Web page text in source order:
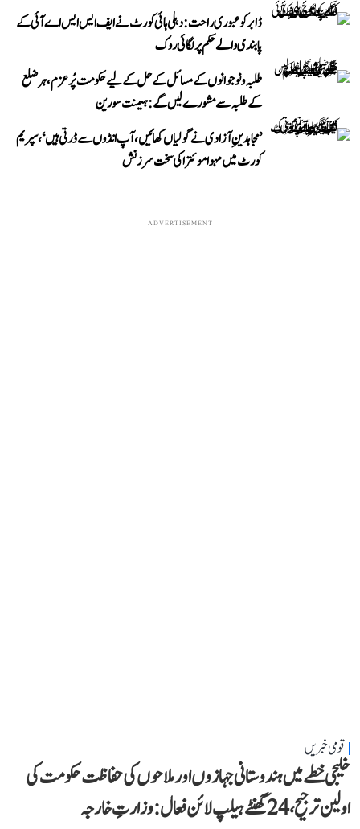
ڈابر کو عبوری راحت: دہلی ہائی کورٹ نے ایف ایس ایس اے آئی کے
پابندی والے حکم پر لگائی روک
طلبہ و نوجوانوں کے مسائل کے حل کے لیے حکومت پُرعزم، ہر ضلع
کے طلبہ سے مشورے لیں گے: ہیمنت سورین
’مجاہدینِ آزادی نے گولیاں کھائیں، آپ انڈوں سے ڈرتی ہیں‘، سپریم
کورٹ میں مہوا موئترا کی سخت سرزنش
ADVERTISEMENT
قومی خبریں
خلیجی خطے میں ہندوستانی جہازوں اور ملاحوں کی حفاظت حکومت کی
اولین ترجیح، 24 گھنٹے ہیلپ لائن فعال: وزارتِ خارجہ